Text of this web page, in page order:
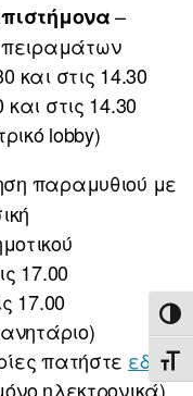
–
και στις 14.30
στις 14.30
lobby)
παραμυθιού με
17.00
17.00
πατήστε εδώ
ηλεκτρονικά)